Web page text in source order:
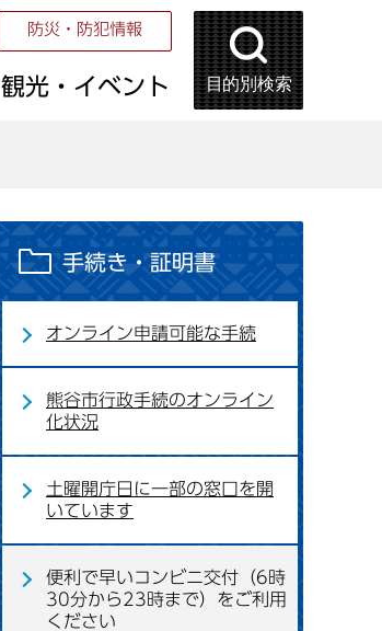
防災・防犯情報
観光・イベント 目的別検索
手続き・証明書
オンライン申請可能な手続
熊谷市行政手続のオンライン
化状況
土曜開庁日に一部の窓口を開
いています
便利で早いコンビニ交付（6時
30分から23時まで）をご利用
ください